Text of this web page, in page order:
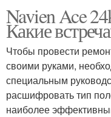
Navien Ace
Какие
Чтобы провести
своими руками,
специальным
расшифровать тип
наиболее